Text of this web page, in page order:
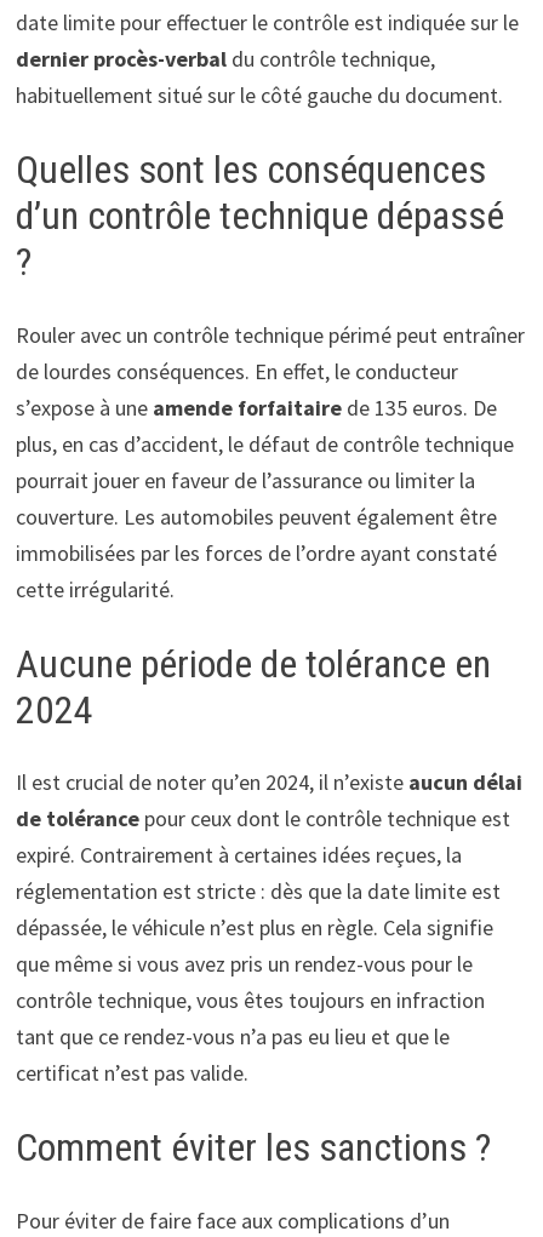
date limite pour effectuer le contrôle est indiquée sur le
dernier procès-verbaldu contrôle technique,
habituellement situé sur le côté gauche du document.
Quelles sont les conséquences
d’un contrôle technique dépassé
?
Rouler avec un contrôle technique périmé peut entraîner
de lourdes conséquences. En effet, le conducteur
s’expose à une amende forfaitairede 135 euros. De
plus, en cas d’accident, le défaut de contrôle technique
pourrait jouer en faveur de l’assurance ou limiter la
couverture. Les automobiles peuvent également être
immobilisées par les forces de l’ordre ayant constaté
cette irrégularité.
Aucune période de tolérance en
2024
Il est crucial de noter qu’en 2024, il n’existe aucun délai
de tolérancepour ceux dont le contrôle technique est
expiré. Contrairement à certaines idées reçues, la
réglementation est stricte : dès que la date limite est
dépassée, le véhicule n’est plus en règle. Cela signifie
que même si vous avez pris un rendez-vous pour le
contrôle technique, vous êtes toujours en infraction
tant que ce rendez-vous n’a pas eu lieu et que le
certificat n’est pas valide.
Comment éviter les sanctions ?
Pour éviter de faire face aux complications d’un